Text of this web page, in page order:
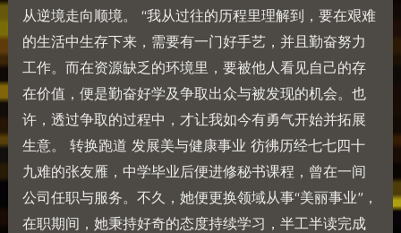
从逆境走向顺境。 “我从过往的历程里理解到，要在艰难
的生活中生存下来，需要有一门好手艺，并且勤奋努力
工作。而在资源缺乏的环境里，要被他人看见自己的存
在价值，便是勤奋好学及争取出众与被发现的机会。也
许，透过争取的过程中，才让我如今有勇气开始并拓展
生意。 转换跑道 发展美与健康事业 彷彿历经七七四十
九难的张友雁，中学毕业后便进修秘书课程，曾在一间
公司任职与服务。不久，她便更换领域从事“美丽事业”，
在职期间，她秉持好奇的态度持续学习，半工半读完成